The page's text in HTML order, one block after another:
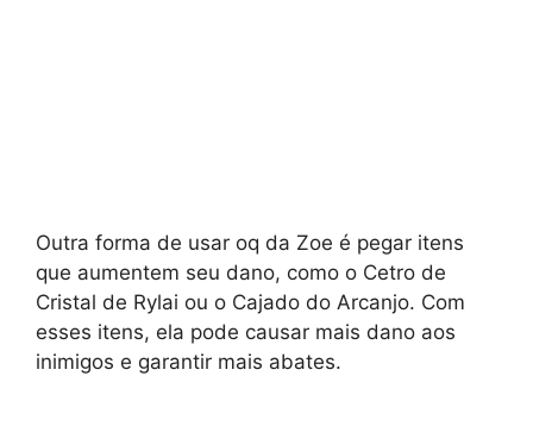
Outra forma de usar oq da Zoe é pegar itens
que aumentem seu dano, como o Cetro de
Cristal de Rylai ou o Cajado do Arcanjo. Com
esses itens, ela pode causar mais dano aos
inimigos e garantir mais abates.